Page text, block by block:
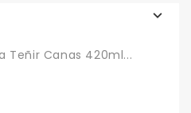

Teñir Canas 420ml...